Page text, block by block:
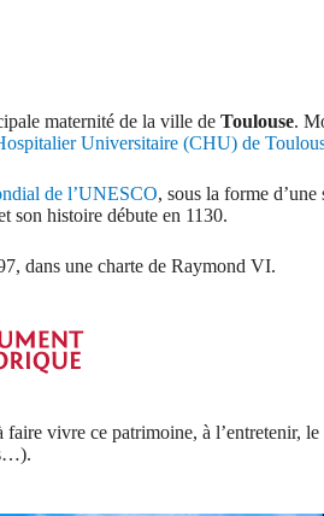
maternité de la ville de Toulouse.
Universitaire (CHU) de
de l’UNESCO, sous la forme
son histoire débute en 1130.
dans une charte de Raymond VI.
faire vivre ce patrimoine, à l’entretenir,